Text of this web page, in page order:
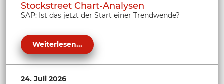
Stockstreet Chart-Analysen
SAP: Ist das jetzt der Start einer Trendwende?
Weiterlesen...
24. Juli 2026